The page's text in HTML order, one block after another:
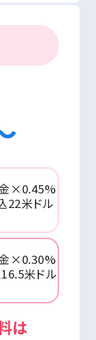
×0.45%
22米ドル
×0.30%
米ドル
は